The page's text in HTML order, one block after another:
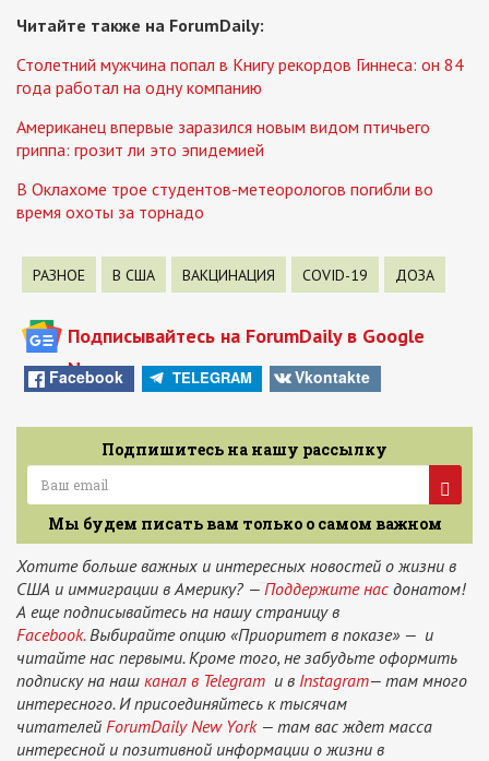
Читайте также на ForumDaily:
Столетний мужчина попал в Книгу рекордов Гиннеса: он 84
года работал на одну компанию
Американец впервые заразился новым видом птичьего
гриппа: грозит ли это эпидемией
В Оклахоме трое студентов-метеорологов погибли во
время охоты за торнадо
РАЗНОЕ В США ВАКЦИНАЦИЯ COVID-19 ДОЗА
Подписывайтесь на ForumDaily в Google
News
Facebook TELEGRAM Vkontakte
Подпишитесь на нашу рассылку
Мы будем писать вам только о самом важном
Хотите больше важных и интересных новостей о жизни в
США и иммиграции в Америку? — Поддержите нас донатом!
А еще подписывайтесь на нашу страницу в
Facebook.Выбирайте опцию «Приоритет в показе» — и
читайте нас первыми. Кроме того, не забудьте оформить
подписку на наш канал в Telegram и в Instagram— там много
интересного. И присоединяйтесь к тысячам
читателей ForumDaily New York— там вас ждет масса
интересной и позитивной информации о жизни в